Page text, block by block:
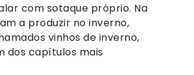
com sotaque próprio. Na
a produzir no inverno,
vinhos de inverno,
dos capítulos mais